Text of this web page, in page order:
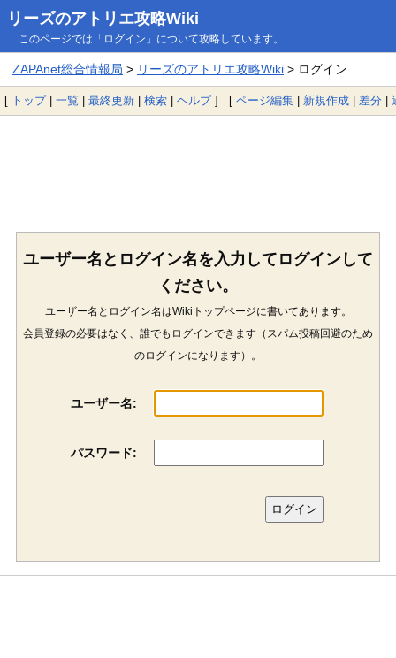
リーズのアトリエ攻略Wiki
このページでは「ログイン」について攻略しています。
ZAPAnet総合情報局 > リーズのアトリエ攻略Wiki> ログイン
[ トップ| 一覧 | 最終更新 | 検索 | ヘルプ] [ ページ編集 | 新規作成 | 差分 |
ユーザー名とログイン名を入力してログインして
ください。
ユーザー名とログイン名はWikiトップページに書いてあります。
会員登録の必要はなく、誰でもログインできます（スパム投稿回避のため
のログインになります）。
ユーザー名:
パスワード: